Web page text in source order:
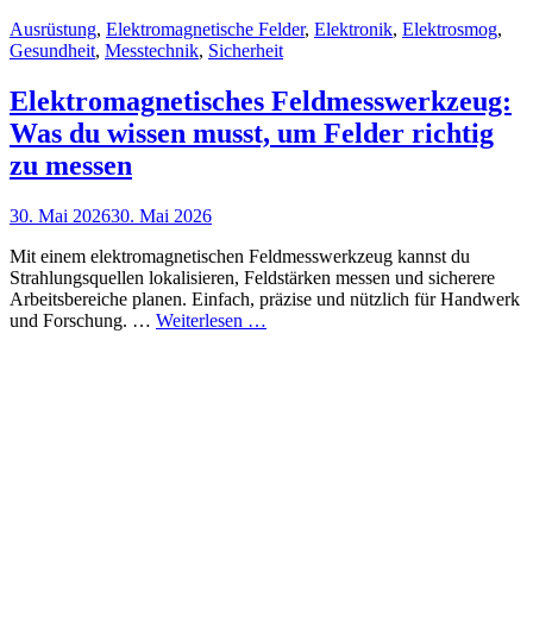
Wie
du
Felder
einfach
selbst
Cat
Links
Ausrüstung, Elektromagnetische Felder, Elektronik, Elektrosmog,
Gesundheit, Messtechnik, Sicherheit
Elektromagnetisches Feldmesswerkzeug:
Was du wissen musst, um Felder richtig
zu messen
Posted
30. Mai 202630. Mai 2026
Mit einem elektromagnetischen Feldmesswerkzeug kannst du
Strahlungsquellen lokalisieren, Feldstärken messen und sicherere
Arbeitsbereiche planen. Einfach, präzise und nützlich für Handwerk
und Forschung. … Weiterlesen …